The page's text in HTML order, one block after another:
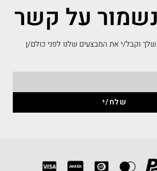
על קשר
וקבל/י את המבצעים שלנו לפני כולם/ן
שלח/י